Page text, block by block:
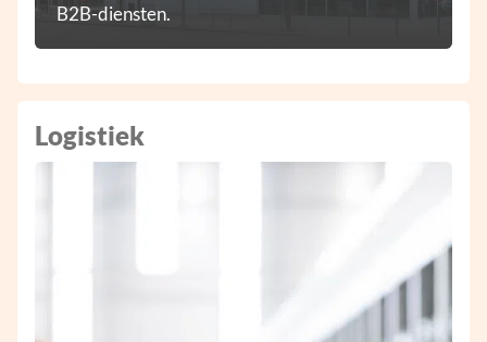
B2B-diensten.
Logistiek